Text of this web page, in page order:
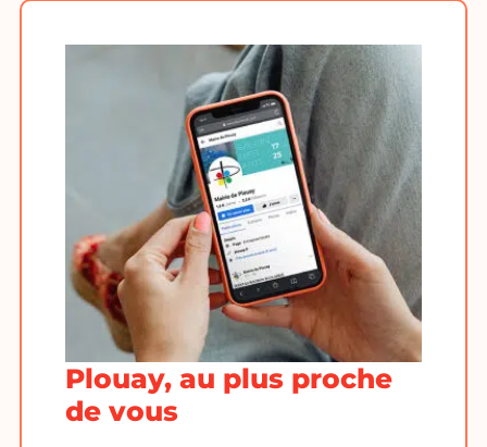
Plouay, au plus proche
de vous